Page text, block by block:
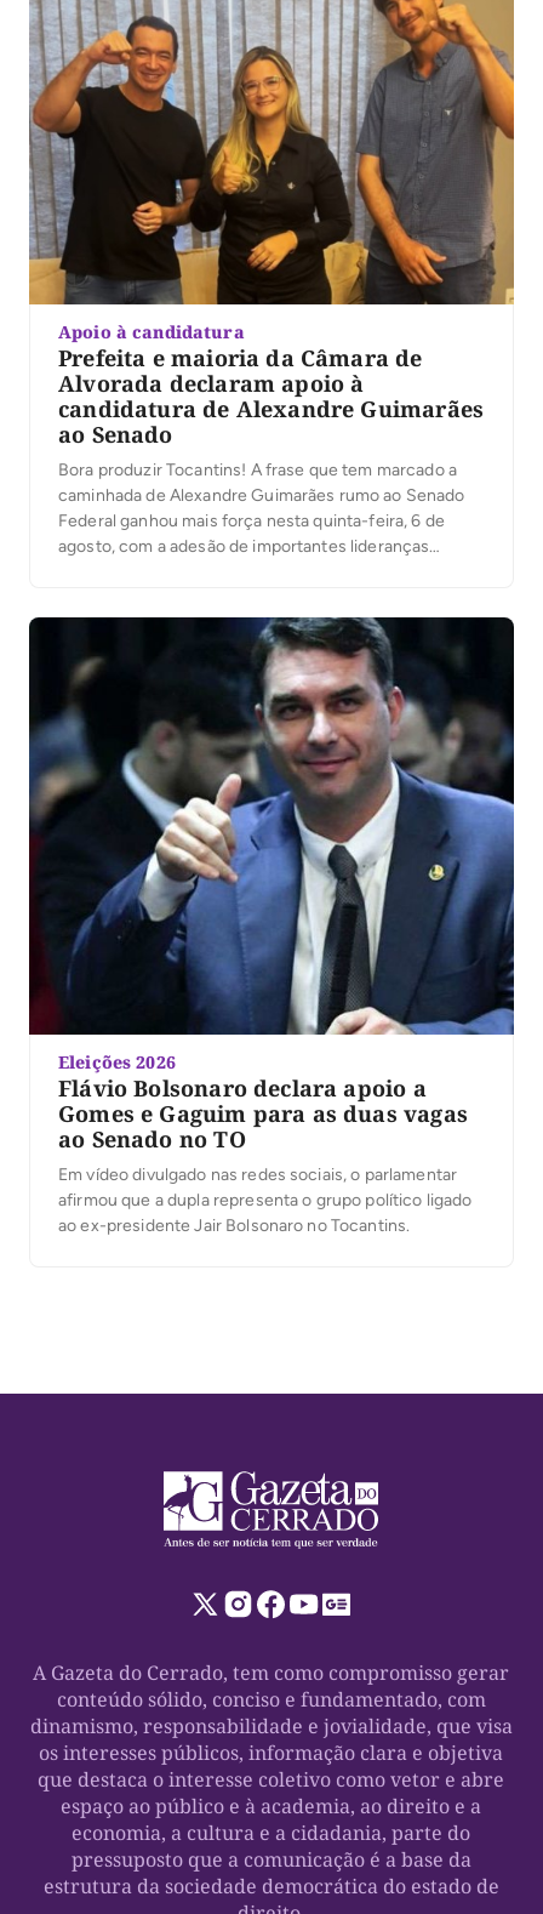
Apoio à candidatura
Prefeita e maioria da Câmara de
Alvorada declaram apoio à
candidatura de Alexandre Guimarães
ao Senado
Bora produzir Tocantins! A frase que tem marcado a
caminhada de Alexandre Guimarães rumo ao Senado
Federal ganhou mais força nesta quinta-feira, 6 de
agosto, com a adesão de importantes lideranças
Eleições 2026
Flávio Bolsonaro declara apoio a
Gomes e Gaguim para as duas vagas
ao Senado no TO
Em vídeo divulgado nas redes sociais, o parlamentar
afirmou que a dupla representa o grupo político ligado
ao ex-presidente Jair Bolsonaro no Tocantins.
A Gazeta do Cerrado, tem como compromisso gerar
conteúdo sólido, conciso e fundamentado, com
dinamismo, responsabilidade e jovialidade, que visa
os interesses públicos, informação clara e objetiva
que destaca o interesse coletivo como vetor e abre
espaço ao público e à academia, ao direito e a
economia, a cultura e a cidadania, parte do
pressuposto que a comunicação é a base da
estrutura da sociedade democrática do estado de